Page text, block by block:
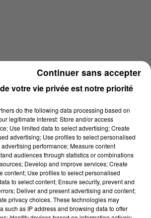
min 19 sec)
votre vie privée est notre priorité
do the following data processing based on
legitimate interest: Store and/or access
Use limited data to select advertising; Create
advertising; Use profiles to select personalised
performance; Measure content
audiences through statistics or combinations
Develop and improve services; Create
content; Use profiles to select personalised
to select content; Ensure security, prevent and
Deliver and present advertising and content;
privacy choices. These technologies may
such as IP address and browsing data to offer
Continuer sans accepter